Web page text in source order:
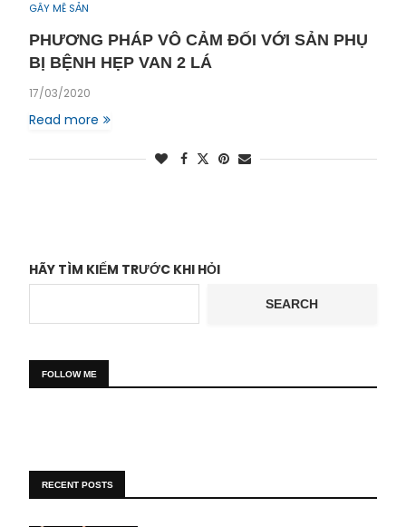
GÂY MÊ SẢN
PHƯƠNG PHÁP VÔ CẢM ĐỐI VỚI SẢN PHỤ
BỊ BỆNH HẸP VAN 2 LÁ
17/03/2020
Read more
HÃY TÌM KIẾM TRƯỚC KHI HỎI
SEARCH
FOLLOW ME
RECENT POSTS